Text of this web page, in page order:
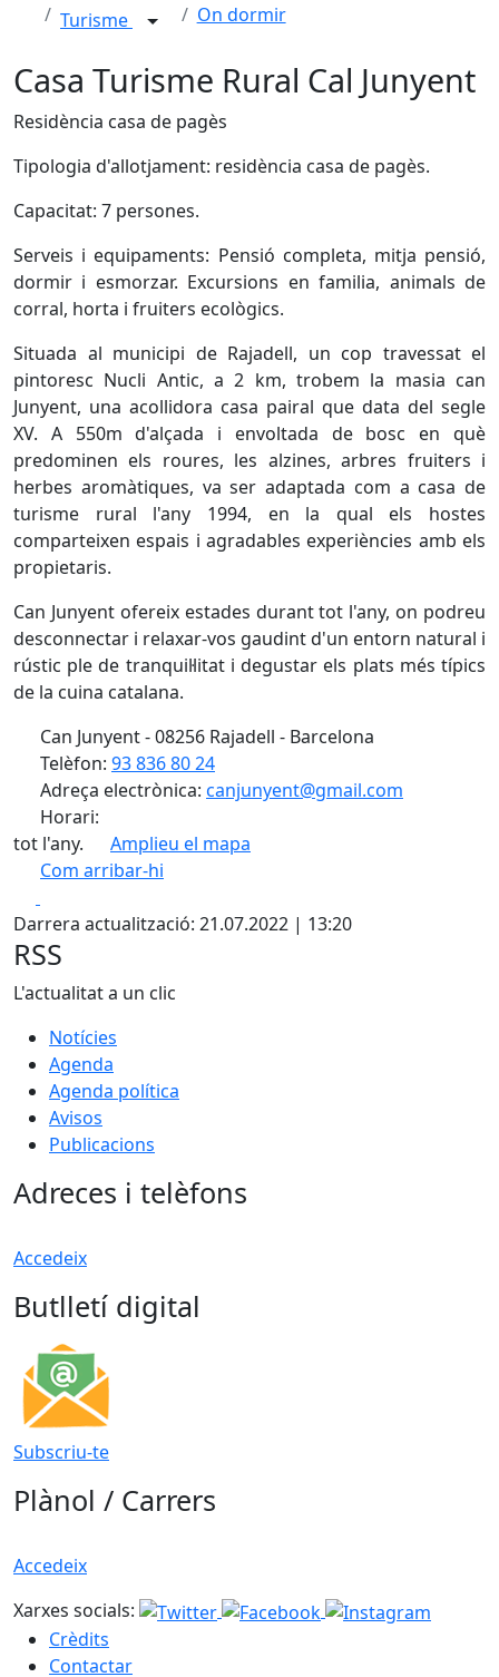
Turisme On dormir
Casa Turisme Rural Cal Junyent
Residència casa de pagès
Tipologia d'allotjament: residència casa de pagès.
Capacitat: 7 persones.
Serveis i equipaments: Pensió completa, mitja pensió,
dormir i esmorzar. Excursions en familia, animals de
corral, horta i fruiters ecològics.
Situada al municipi de Rajadell, un cop travessat el
pintoresc Nucli Antic, a 2 km, trobem la masia can
Junyent, una acollidora casa pairal que data del segle
XV. A 550m d'alçada i envoltada de bosc en què
predominen els roures, les alzines, arbres fruiters i
herbes aromàtiques, va ser adaptada com a casa de
turisme rural l'any 1994, en la qual els hostes
comparteixen espais i agradables experiències amb els
propietaris.
Can Junyent ofereix estades durant tot l'any, on podreu
desconnectar i relaxar-vos gaudint d'un entorn natural i
rústic ple de tranquil·litat i degustar els plats més típics
de la cuina catalana.
Can Junyent - 08256 Rajadell - Barcelona
Telèfon: 93 836 80 24
Adreça electrònica: canjunyent@gmail.com
Horari:
tot l'any.
Amplieu el mapa
Com arribar-hi
+
−
Darrera actualització: 21.07.2022 | 13:20
RSS
L'actualitat a un clic
Notícies
Agenda
Agenda política
Avisos
Publicacions
Adreces i telèfons
Accedeix
Butlletí digital
Subscriu-te
Plànol / Carrers
Accedeix
Xarxes socials:
Crèdits
Contactar